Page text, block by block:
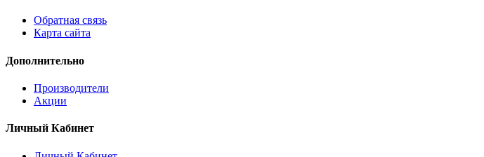
Обратная связь
Карта сайта
Дополнительно
Производители
Акции
Личный Кабинет